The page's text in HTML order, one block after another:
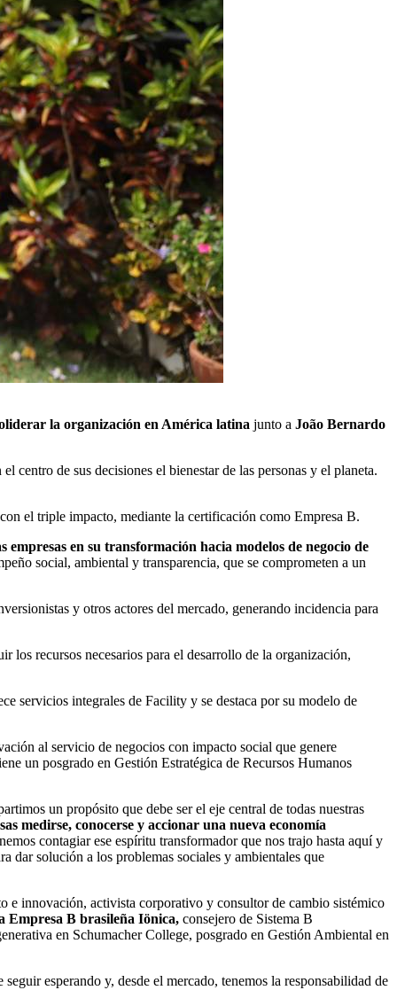
la organización en América latina junto a João Bernardo
centro de sus decisiones el bienestar de las personas y el planeta.
el triple impacto, mediante la certificación como Empresa B.
en su transformación hacia modelos de negocio de
social, ambiental y transparencia, que se comprometen a un
y otros actores del mercado, generando incidencia para
los recursos necesarios para el desarrollo de la organización,
servicios integrales de Facility y se destaca por su modelo de
al servicio de negocios con impacto social que genere
un posgrado en Gestión Estratégica de Recursos Humanos
un propósito que debe ser el eje central de todas nuestras
medirse, conocerse y accionar una nueva economía
contagiar ese espíritu transformador que nos trajo hasta aquí y
dar solución a los problemas sociales y ambientales que
e innovación, activista corporativo y consultor de cambio sistémico
Empresa B brasileña Iönica, consejero de Sistema B
en Schumacher College, posgrado en Gestión Ambiental en
esperando y, desde el mercado, tenemos la responsabilidad de